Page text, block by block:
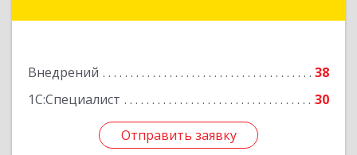
Внедрений
38
1С:Специалист
30
Отправить заявку
Отправить заявку